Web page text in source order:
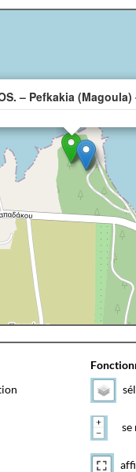
– Pefkakia (Magoula)
se